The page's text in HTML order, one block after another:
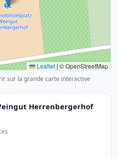
Herrenbergerhof
Leaflet | © OpenStreetMap
sur la grande carte interactive